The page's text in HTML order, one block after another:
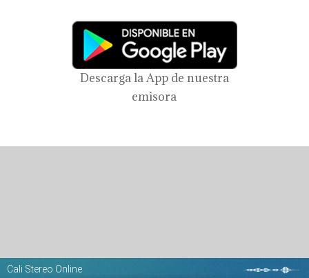
Descarga la App de nuestra
emisora